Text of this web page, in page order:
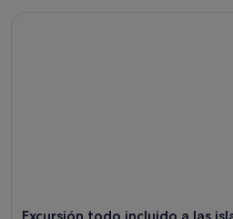
Excursión todo incluido a las